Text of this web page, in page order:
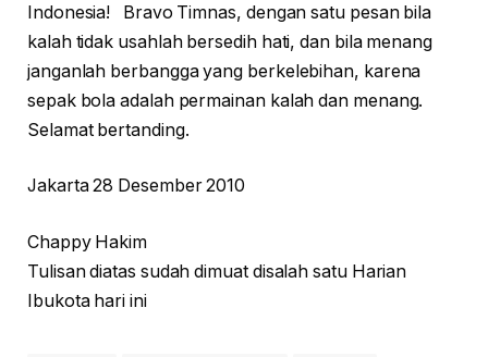
Indonesia! Bravo Timnas, dengan satu pesan bila
kalah tidak usahlah bersedih hati, dan bila menang
janganlah berbangga yang berkelebihan, karena
sepak bola adalah permainan kalah dan menang.
Selamat bertanding.
Jakarta 28 Desember 2010
Chappy Hakim
Tulisan diatas sudah dimuat disalah satu Harian
Ibukota hari ini